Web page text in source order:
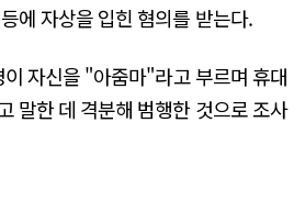
에 자상을 입힌 혐의를 받는다.
자신을 "아줌마"라고 부르며 휴대
말한 데 격분해 범행한 것으로 조사